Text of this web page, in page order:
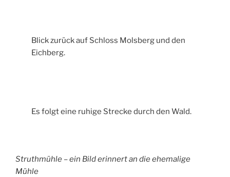
Blick zurück auf Schloss Molsberg und den
Eichberg.
Es folgt eine ruhige Strecke durch den Wald.
Struthmühle – ein Bild erinnert an die ehemalige
Mühle